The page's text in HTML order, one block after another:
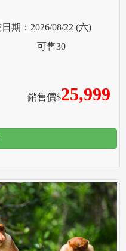
2026/08/22 (六)
銷售價$25,999
可售30